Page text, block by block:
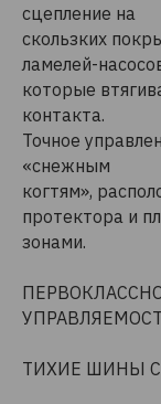
сцепление на
скользких
ламелей-
которые
контакта.
Точное
«снежным
когтям»,
протектора и
зонами.
ТИХИЕ ШИНЫ